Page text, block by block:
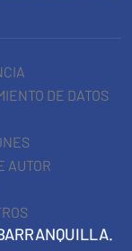
DE DATOS
AUTOR